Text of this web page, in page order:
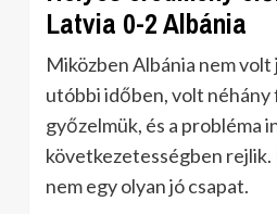
Latvia 0-2 Albánia
Miközben Albánia nem volt
utóbbi időben, volt
győzelmük, és a probléma
következetességben
nem egy olyan jó csapat.